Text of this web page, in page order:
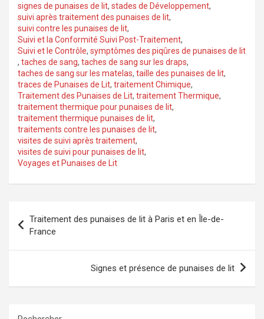
signes de punaises de lit, stades de Développement,
suivi après traitement des punaises de lit,
suivi contre les punaises de lit,
Suivi et la Conformité Suivi Post-Traitement,
Suivi et le Contrôle, symptômes des piqûres de punaises de lit
, taches de sang, taches de sang sur les draps,
taches de sang sur les matelas, taille des punaises de lit,
traces de Punaises de Lit, traitement Chimique,
Traitement des Punaises de Lit, traitement Thermique,
traitement thermique pour punaises de lit,
traitement thermique punaises de lit,
traitements contre les punaises de lit,
visites de suivi après traitement,
visites de suivi pour punaises de lit,
Voyages et Punaises de Lit
de
l’article
Traitement des punaises de lit à Paris et en Île-de-
France
Signes et présence de punaises de lit